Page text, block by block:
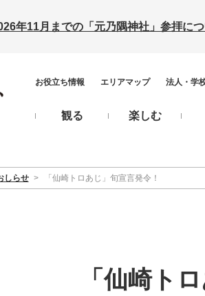
年11月までの「元乃隅神社」参拝に
お役立ち情報 エリアマップ 法人・学
観る 楽しむ
しらせ > 「仙崎トロあじ」旬宣言発令！
「仙崎ト